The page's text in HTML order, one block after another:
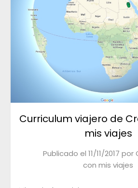
Curriculum viajero de
mis viajes
Publicado el 11/11/2017 por
con mis viajes